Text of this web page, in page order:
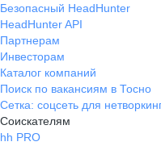
Безопасный HeadHunter
HeadHunter API
Партнерам
Инвесторам
Каталог компаний
Поиск по вакансиям в Тосно
Сетка: соцсеть для
Соискателям
hh PRO